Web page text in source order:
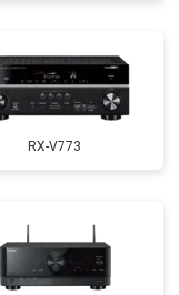
RX-V773